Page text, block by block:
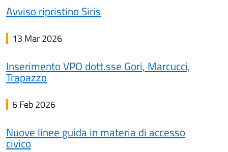
Avviso ripristino Siris
13 Mar 2026
Inserimento VPO dott.sse Gori, Marcucci,
Trapazzo
6 Feb 2026
Nuove linee guida in materia di accesso
civico